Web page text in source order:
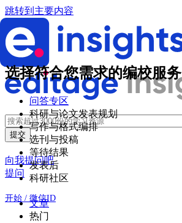
跳转到主要内容
向我提问吧
提问
开始 / 微信ID
选择符合您需求的编校服务
问答专区
科研与论文发表规划
写作与格式编排
选刊与投稿
等待结果
发表后
科研社区
文章
热门